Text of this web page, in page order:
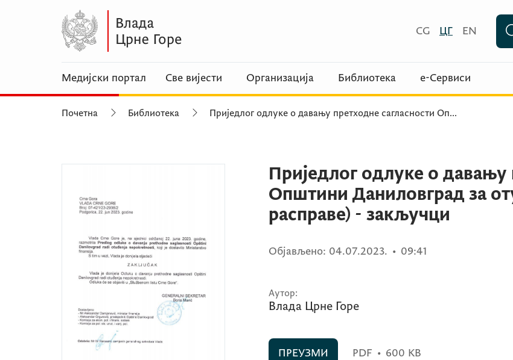
CG ЦГ EN
Медијски портал Све вијести Организација Библиотека е-Сервиси
Почетна Библиотека Приједлог одлуке о давању претходне сагласности Оп...
Приједлог одлуке о давању
Општини Даниловград за
расправе) - закључци
Објављено: 04.07.2023. • 09:41
Аутор:
Влада Црне Горе
ПРЕУЗМИ PDF • 600 KB